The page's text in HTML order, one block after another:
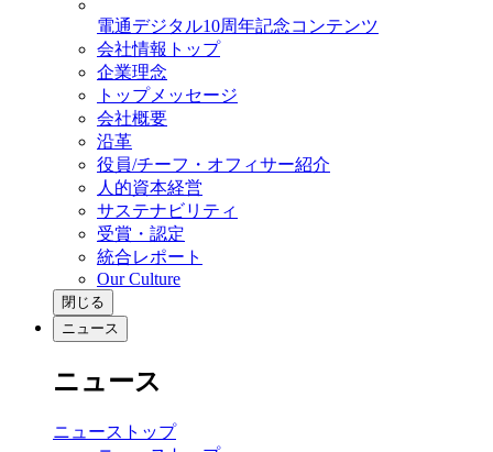
電通デジタル10周年記念コンテンツ
会社情報トップ
企業理念
トップメッセージ
会社概要
沿革
役員/チーフ・オフィサー紹介
人的資本経営
サステナビリティ
受賞・認定
統合レポート
Our Culture
閉じる
ニュース
ニュース
ニューストップ